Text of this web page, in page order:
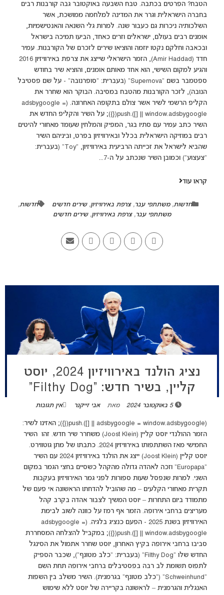
הטבח? הפרטים בכתבה. טבח השבעה באוקטובר גבה קורבנות רבים
בחברה הישראלית וגרר את המדינה למלחמה ממושכת, אשר
השלכותיה ניכרות גם כעבור שנה. למרות גלי השנאה והאנטישמיות,
אומנים רבים בעולם, ישראלים וזרים כאחד, הביעו תמיכה בישראל
ובכאבה וחלקם נקטו יוזמה והוציאו שירים לזכרם של הקורבנות. עמיר
חדד (Amir Haddad), הזמר הישראלי שייצג את צרפת באירוויזיון 2016
והגיע למקום השישי, הוא אחד מאותם אומנים, והוציא שיר בחודש
ספטמבר בשם "Supernova" (בעברית: "סופרנובה" - על שם פסטיבל
הנובה), לזכר הקורבנות מהטבח במסיבה. הבוקר הוא שחרר את
הקליפ הרשמי לשיר אשר צולם בתקופה האחרונה. (adsbygoogle =
window.adsbygoogle || []).push({}); על השיר והקליפ החדש את
השיר כתב עמיר עם סתיו בגר, המפיק והמלחין שעומד מאחורי להיטים
רבים במוזיקה הישראלית בכלל ובאירוויזיון בפרט, וביניהם השיר
שהביא לישראל את זכייתה הרביעית באירוויזיון, "Toy" (בעברית:
"צעצוע") וכמובן השיר שנכתב על ה-7...
קראו עוד
חדשות,משתתפי עבר,צרפת באירוויזיון,שירים חדשים חדשות,
משתתפי עבר,צרפת באירוויזיון,שירים חדשים
נציג הולנד באירוויזיון 2024, יוסט
קליין, בשיר חדש: “Filthy Dog”
5 באוקטובר 2024 מאת אבי זייקנר אין תגובות
(adsbygoogle = window.adsbygoogle || []).push({}); האזינו לשיר:
הזמר ההולנדי יוסט קליין (Joost Klein) משחרר שיר חדש. זהו השיר
החמישי מאז השתתפותו באירוויזיון 2024. כתבתו של מתן גוטווירט.
יוסט קליין (Joost Klein) ייצג את הולנד באירוויזיון 2024 עם השיר
"Europapa" וזכה לאהדה גדולה מהקהל כשסיים בחצי הגמר במקום
השני. למרות שנפסל שעות ספורות לפני גמר האירוויזיון בעקבות
תקרית מאחורי הקלעים – מה שהוביל להדחתו הראשונה אי פעם של
מתמודד ביום התחרות – יוסט המשיך לצבור אהדה בקרב קהל
מעריצים ברחבי אירופה. הזמר אף רמז על כוונה לשוב לבימת
האירוויזיון בשנת 2025 - הפעם כנציג בלגיה. (adsbygoogle =
window.adsbygoogle || []).push({}); במקביל להצלחה המסחררת
סביבו ברחבי אירופה בקיץ האחרון, יוסט שחרר אתמול את הסינגל
החדש שלו "Filthy Dog" (בעברית: "כלב מטונף"), שכבר הספיק
לתפוס תשומת לב רבה בפסטיבלים ברחבי אירופה תחת השם
"Schweinhund" ("כלב מטונף" בגרמנית). השיר משלב בין השפות
האנגלית והגרמנית – לראשונה בקריירה של יוסט ללא שימוש